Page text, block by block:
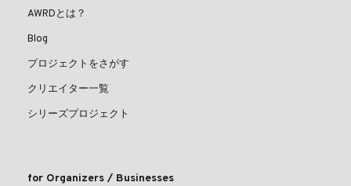
AWRDとは？
Blog
プロジェクトをさがす
クリエイター一覧
シリーズプロジェクト
for Organizers / Businesses